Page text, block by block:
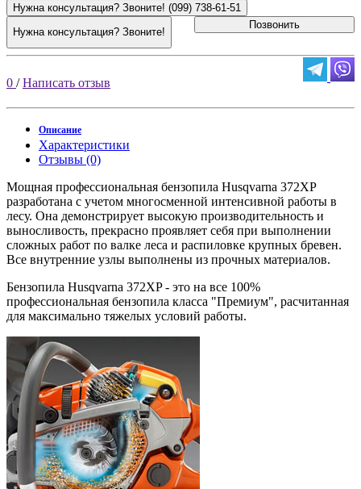
Нужна консультация? Звоните! (099) 738-61-51
Нужна консультация? Звоните!
Позвонить
0 /Написать отзыв
Описание
Характеристики
Отзывы (0)
Мощная профессиональная бензопила Husqvarna 372XP
разработана с учетом многосменной интенсивной работы в
лесу. Она демонстрирует высокую производительность и
выносливость, прекрасно проявляет себя при выполнении
сложных работ по валке леса и распиловке крупных бревен.
Все внутренние узлы выполнены из прочных материалов.
Бензопила Husqvarna 372XP - это на все 100%
профессиональная бензопила класса "Премиум", расчитанная
для максимально тяжелых условий работы.